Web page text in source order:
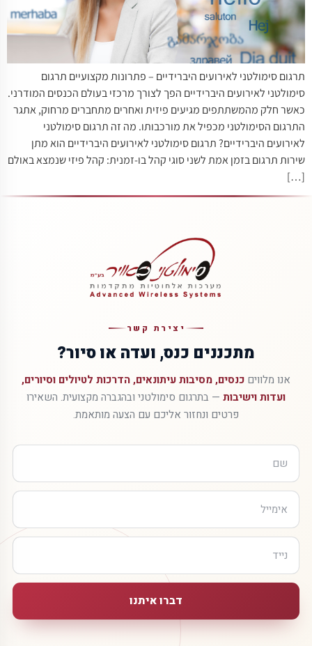
תרגום סימולטני לאירועים היברידיים – פתרונות מקצועיים תרגום
סימולטני לאירועים היברידיים הפך לצורך מרכזי בעולם הכנסים המודרני.
כאשר חלק מהמשתתפים מגיעים פיזית ואחרים מתחברים מרחוק, אתגר
התרגום הסימולטני מכפיל את מורכבותו. מה זה תרגום סימולטני
לאירועים היברידיים? תרגום סימולטני לאירועים היברידיים הוא מתן
שירות תרגום בזמן אמת לשני סוגי קהל בו-זמנית: קהל פיזי שנמצא באולם
[…]
יצירת קשר
מתכננים כנס, ועדה או סיור?
אנו מלווים כנסים, מסיבות עיתונאים, הדרכות לטיולים וסיורים,
ועדות וישיבות — בתרגום סימולטני ובהגברה מקצועית. השאירו
פרטים ונחזור אליכם עם הצעה מותאמת.
דברו איתנו